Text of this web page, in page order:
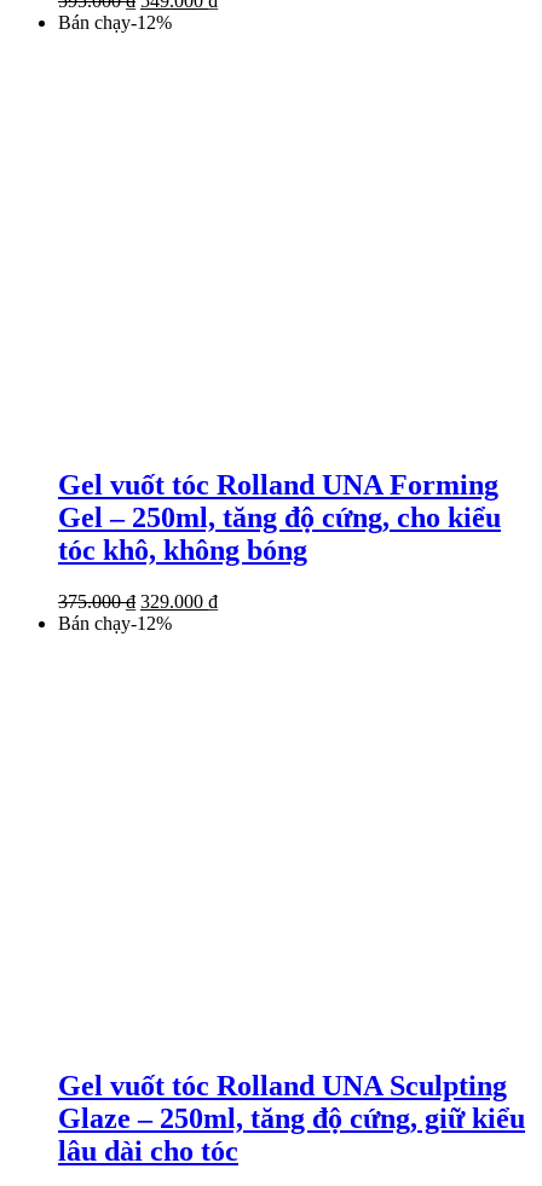
gốc
Bán chạy-12%
Gel vuốt tóc Rolland UNA Forming
Gel – 250ml, tăng độ cứng, cho kiểu
tóc khô, không bóng
375.000₫ Giá
gốc
329.000 ₫Giá
Bán chạy-12%
Gel vuốt tóc Rolland UNA Sculpting
Glaze – 250ml, tăng độ cứng, giữ kiểu
lâu dài cho tóc